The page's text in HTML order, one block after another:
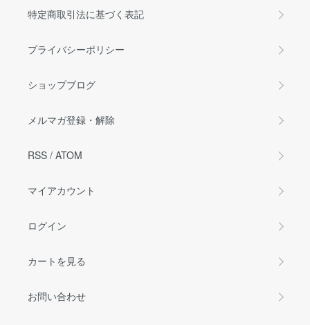
特定商取引法に基づく表記
プライバシーポリシー
ショップブログ
メルマガ登録・解除
RSS / ATOM
マイアカウント
ログイン
カートを見る
お問い合わせ